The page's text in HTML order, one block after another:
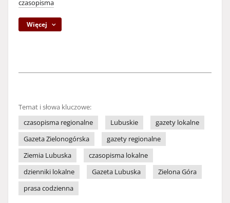
czasopisma
Więcej
Temat i słowa kluczowe:
czasopisma regionalne
Lubuskie
gazety lokalne
Gazeta Zielonogórska
gazety regionalne
Ziemia Lubuska
czasopisma lokalne
dzienniki lokalne
Gazeta Lubuska
Zielona Góra
prasa codzienna